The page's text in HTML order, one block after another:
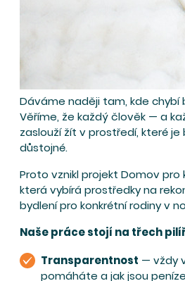
Dáváme naději tam, kde
Věříme, že každý člověk — a
zaslouží žít v prostředí, které
důstojné.
Proto vznikl projekt Domov pro
která vybírá prostředky na
bydlení pro konkrétní rodiny v
Naše práce stojí na třech
Transparentnost — vždy
pomáháte a jak jsou